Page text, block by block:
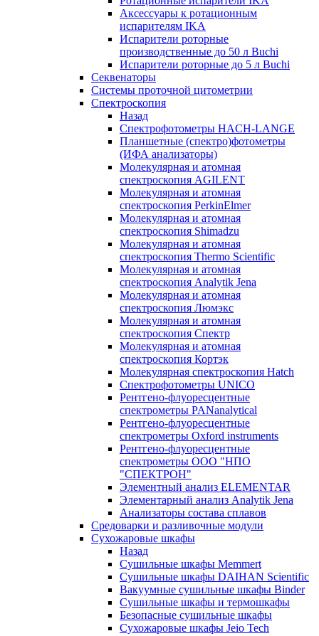
Аксессуары к ротационным
испарителям IKA
Испарители роторные
производственные до 50 л Buchi
Испарители роторные до 5 л Buchi
Секвенаторы
Системы проточной цитометрии
Спектроскопия
Назад
Спектрофотометры HACH-LANGE
Планшетные (спектро)фотометры
(ИФА анализаторы)
Молекулярная и атомная
спектроскопия AGILENT
Молекулярная и атомная
спектроскопия PerkinElmer
Молекулярная и атомная
спектроскопия Shimadzu
Молекулярная и атомная
спектроскопия Thermo Scientific
Молекулярная и атомная
спектроскопия Analytik Jena
Молекулярная и атомная
спектроскопия Люмэкс
Молекулярная и атомная
спектроскопия Спектр
Молекулярная и атомная
спектроскопия Кортэк
Молекулярная спектроскопия Hatch
Спектрофотометры UNICO
Рентгено-флуоресцентные
спектрометры PANanalytical
Рентгено-флуоресцентные
спектрометры Oxford instruments
Рентгено-флуоресцентные
спектрометры ООО "НПО
"СПЕКТРОН"
Элементный анализ ELEMENTAR
Элементарный анализ Analytik Jena
Анализаторы состава сплавов
Средоварки и разливочные модули
Сухожаровые шкафы
Назад
Сушильные шкафы Memmert
Сушильные шкафы DAIHAN Scientific
Вакуумные сушильные шкафы Binder
Сушильные шкафы и термошкафы
Безопасные сушильные шкафы
Сухожаровые шкафы Jeio Tech